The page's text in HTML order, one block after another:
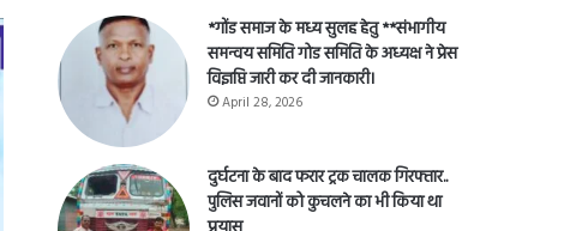
*गोंड समाज के मध्य सुलह हेतु **संभागीय
समन्वय समिति गोड समिति के अध्यक्ष ने प्रेस
विज्ञप्ति जारी कर दी जानकारी।
April 28, 2026
दुर्घटना के बाद फरार ट्रक चालक गिरफ्तार..
पुलिस जवानों को कुचलने का भी किया था